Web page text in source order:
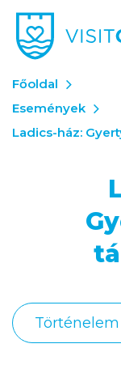
Főoldal
Események
Ladics-ház:
Történelem